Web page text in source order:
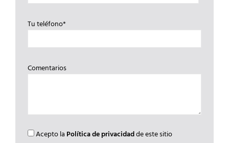
Tu teléfono*
Comentarios
Acepto la Política de privacidadde este sitio